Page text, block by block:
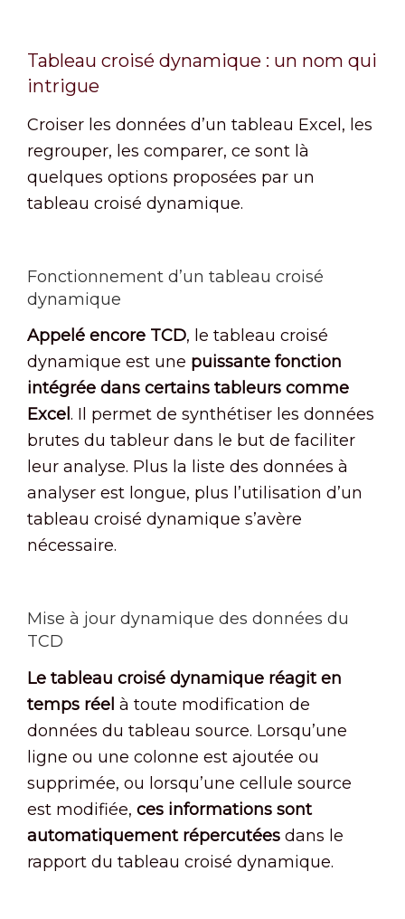
Tableau croisé dynamique : un nom qui
intrigue
Croiser les données d’un tableau Excel, les
regrouper, les comparer, ce sont là
quelques options proposées par un
tableau croisé dynamique.
Fonctionnement d’un tableau croisé
dynamique
Appelé encore TCD, le tableau croisé
dynamique est une puissante fonction
intégrée dans certains tableurs comme
Excel . Il permet de synthétiser les données
brutes du tableur dans le but de faciliter
leur analyse. Plus la liste des données à
analyser est longue, plus l’utilisation d’un
tableau croisé dynamique s’avère
nécessaire.
Mise à jour dynamique des données du
TCD
Le tableau croisé dynamique réagit en
temps réel à toute modification de
données du tableau source. Lorsqu’une
ligne ou une colonne est ajoutée ou
supprimée, ou lorsqu’une cellule source
est modifiée, ces informations sont
automatiquement répercutées dans le
rapport du tableau croisé dynamique.